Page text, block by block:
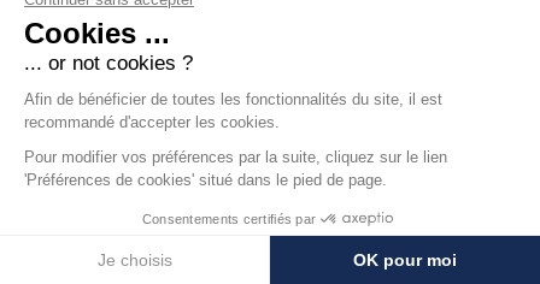
légales
personnelles
cookies
Créations